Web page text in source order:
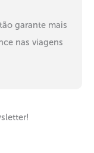
garante mais
nas viagens